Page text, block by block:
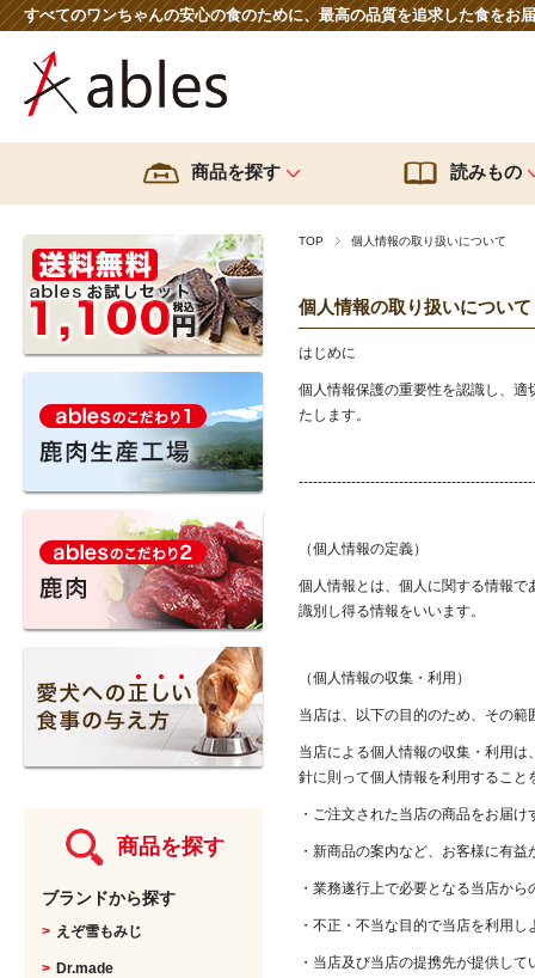
すべてのワンちゃんの安心の食のために、最高の品質を追求した食をお
商品を探す
ブランドから探す
えぞ雪もみじ
Dr.made
HOKKAIDO NATURAL
SELECTION
EC-12乳酸菌
馬・鹿・猪
KURO
盲導犬支援チャリティーグッズ
Other items
nyakokoro
種類から
送料無料
サプリメ
アパレル
読みもの
鹿肉生産工場へのこだわり
難消化性デキストリンのちから
TOP 個人情報の取り扱いについて
個人情報の取り扱いについて
はじめに
個人情報保護の重要性を認識し、
たします。
（個人情報の定義）
個人情報とは、個人に関する情報
識別し得る情報をいいます。
（個人情報の収集・利用）
当店は、以下の目的のため、その
当店による個人情報の収集・利用
針に則って個人情報を利用するこ
・ご注文された当店の商品をお届
・新商品の案内など、お客様に有
・業務遂行上で必要となる当店か
・不正・不当な目的で当店を利用
・当店及び当店の提携先が提供し
商品を探す
ブランドから探す
えぞ雪もみじ
Dr.made